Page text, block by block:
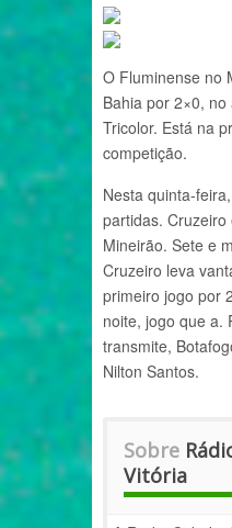
O Fluminense no
Bahia por 2×0,
Tricolor. Está na
competição.
Nesta quinta-
partidas.
Mineirão. Sete e
Cruzeiro leva
primeiro jogo por
noite, jogo que a.
transmite,
Nilton Santos.
Sobre
Vitória